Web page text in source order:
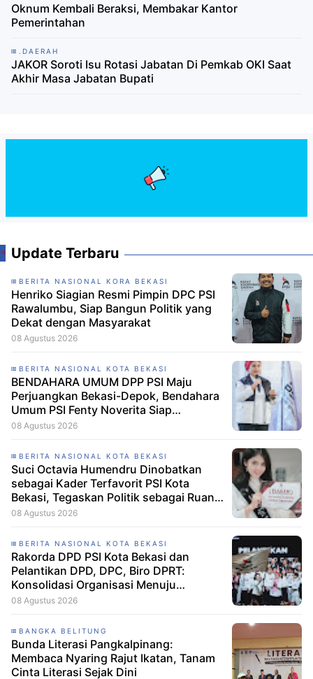
Oknum Kembali Beraksi, Membakar Kantor
Pemerintahan
.DAERAH
JAKOR Soroti Isu Rotasi Jabatan Di Pemkab OKI Saat
Akhir Masa Jabatan Bupati
Update Terbaru
BERITA NASIONAL KORA BEKASI
Henriko Siagian Resmi Pimpin DPC PSI
Rawalumbu, Siap Bangun Politik yang
Dekat dengan Masyarakat
08 Agustus 2026
BERITA NASIONAL KOTA BEKASI
BENDAHARA UMUM DPP PSI Maju
Perjuangkan Bekasi-Depok, Bendahara
Umum PSI Fenty Noverita Siap
Bertarung di Dapil Jabar VI
08 Agustus 2026
BERITA NASIONAL KOTA BEKASI
Suci Octavia Humendru Dinobatkan
sebagai Kader Terfavorit PSI Kota
Bekasi, Tegaskan Politik sebagai Ruang
untuk Bertumbuh Bersama
08 Agustus 2026
BERITA NASIONAL KOTA BEKASI
Rakorda DPD PSI Kota Bekasi dan
Pelantikan DPD, DPC, Biro DPRT:
Konsolidasi Organisasi Menuju
Kemenangan PSI 2029
08 Agustus 2026
BANGKA BELITUNG
Bunda Literasi Pangkalpinang:
Membaca Nyaring Rajut Ikatan, Tanam
Cinta Literasi Sejak Dini